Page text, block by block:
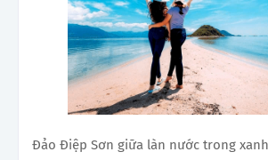
Đảo Điệp Sơn giữa làn nước trong